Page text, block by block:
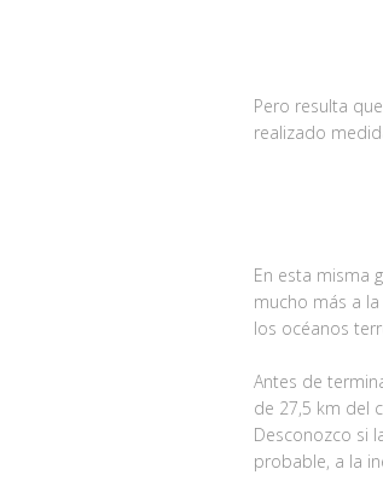
Pero resulta
realizado
En esta misma
mucho más a
los océanos
Antes de
de 27,5 km del
Desconozco si
probable, a la